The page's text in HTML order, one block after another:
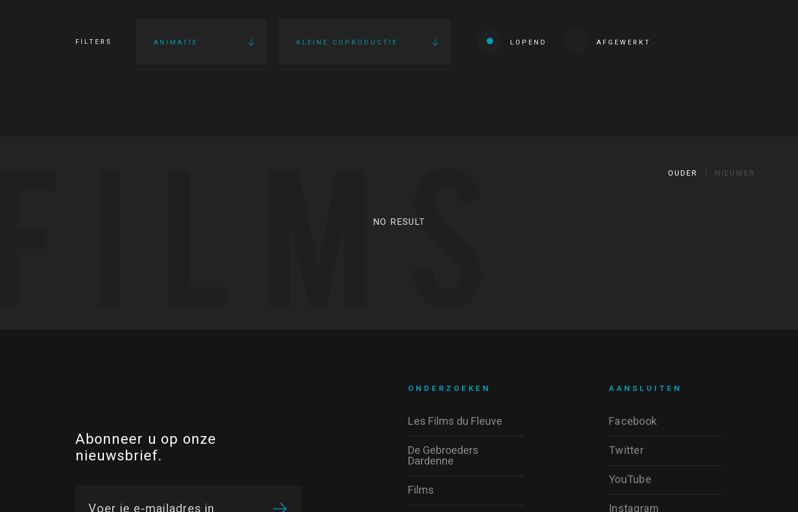
FILTERS ANIMATIE KLEINE COPRODUCTIE LOPEND AFGEWERKT
OUDER NIEUWER
NO RESULT
Abonneer u op onze
nieuwsbrief.
AANSLUITEN
Facebook
Twitter
YouTube
Instagram
ONDERZOEKEN
Les Films du Fleuve
De Gebroeders
Dardenne
Films